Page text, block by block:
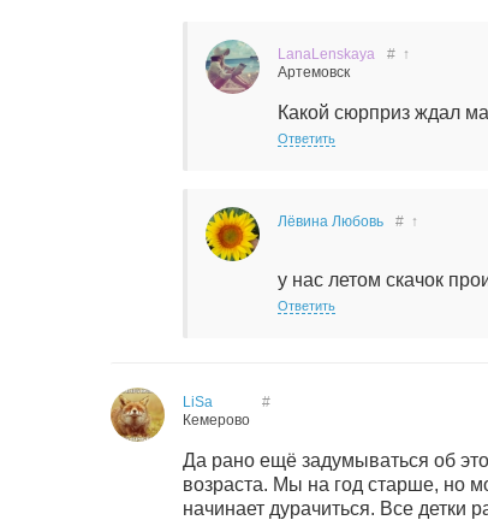
LanaLenskaya
Артемовск
# ↑
Какой сюрприз ждал
Ответить
Лёвина Любовь # ↑
у нас летом скачок
Ответить
LiSa
Кемерово
#
Да рано ещё задумываться об
возраста. Мы на год старше, но
начинает дурачиться. Все детки